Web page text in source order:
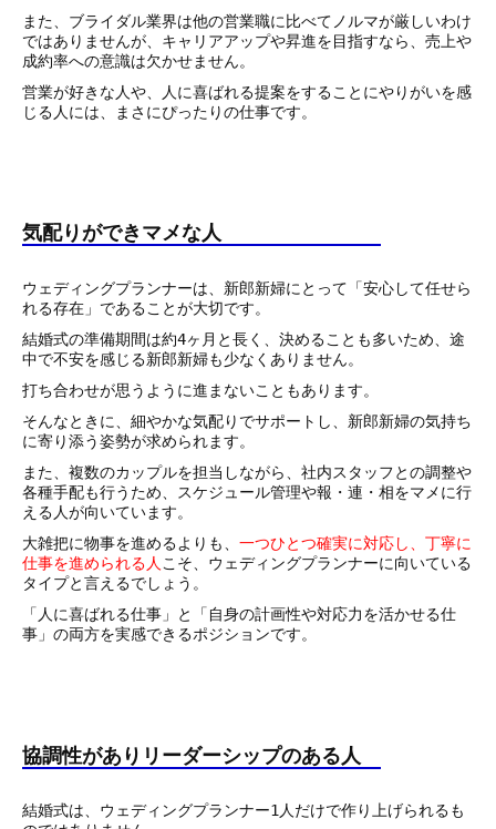
また、ブライダル業界は他の営業職に比べてノルマが厳しいわけ
ではありませんが、キャリアアップや昇進を目指すなら、売上や
成約率への意識は欠かせません。
営業が好きな人や、人に喜ばれる提案をすることにやりがいを感
じる人には、まさにぴったりの仕事です。
気配りができマメな人
ウェディングプランナーは、新郎新婦にとって「安心して任せら
れる存在」であることが大切です。
結婚式の準備期間は約4ヶ月と長く、決めることも多いため、途
中で不安を感じる新郎新婦も少なくありません。
打ち合わせが思うように進まないこともあります。
そんなときに、細やかな気配りでサポートし、新郎新婦の気持ち
に寄り添う姿勢が求められます。
また、複数のカップルを担当しながら、社内スタッフとの調整や
各種手配も行うため、スケジュール管理や報・連・相をマメに行
える人が向いています。
大雑把に物事を進めるよりも、 一つひとつ確実に対応し、丁寧に
仕事を進められる人 こそ、ウェディングプランナーに向いている
タイプと言えるでしょう。
「人に喜ばれる仕事」と「自身の計画性や対応力を活かせる仕
事」の両方を実感できるポジションです。
協調性がありリーダーシップのある人
結婚式は、ウェディングプランナー1人だけで作り上げられるも